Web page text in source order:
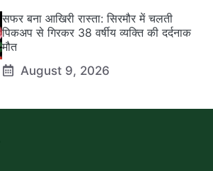
सफर बना आखिरी रास्ता: सिरमौर में चलती
पिकअप से गिरकर 38 वर्षीय व्यक्ति की दर्दनाक
मौत
August 9, 2026